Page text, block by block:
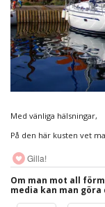
Med vänliga hälsningar,
På den här kusten vet
Gilla!
Om man mot all
media kan man